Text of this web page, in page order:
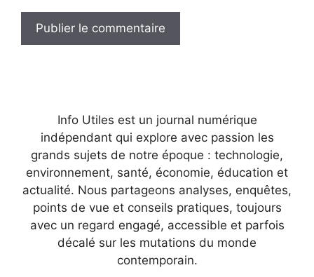
Info Utiles est un journal numérique
indépendant qui explore avec passion les
grands sujets de notre époque : technologie,
environnement, santé, économie, éducation et
actualité. Nous partageons analyses, enquêtes,
points de vue et conseils pratiques, toujours
avec un regard engagé, accessible et parfois
décalé sur les mutations du monde
contemporain.